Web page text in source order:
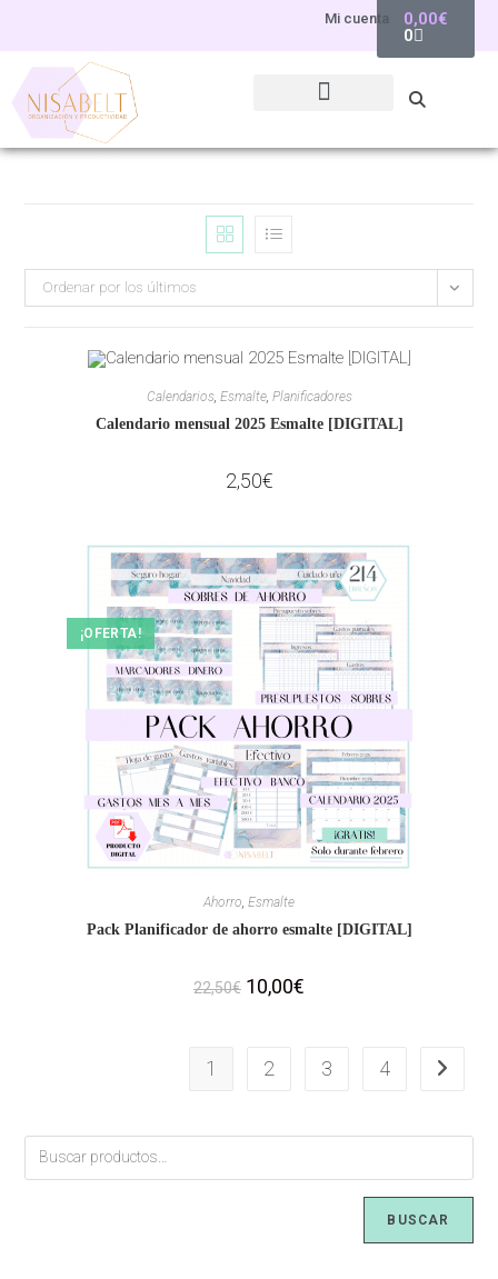
Mi cuenta 0,00€
0
Ordenar por los últimos
Calendarios, Esmalte, Planificadores
Calendario mensual 2025 Esmalte [DIGITAL]
2,50€
¡OFERTA!
Ahorro, Esmalte
Pack Planificador de ahorro esmalte [DIGITAL]
22,50€ 10,00€
1 2 3 4
BUSCAR